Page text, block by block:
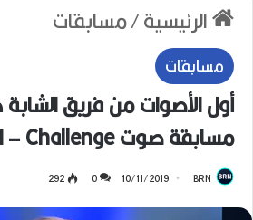
الرئيسية/مسابقات
مسابقات
أول الأصوات من فريق
مسابقة صوت Challenge – الحلقة 7
BRN
10/11/2019
0
292